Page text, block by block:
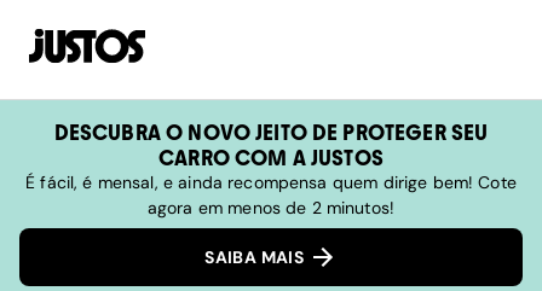
DESCUBRA O NOVO JEITO DE PROTEGER SEU
CARRO COM A JUSTOS
É fácil, é mensal, e ainda recompensa quem dirige bem! Cote
agora em menos de 2 minutos!
SAIBA MAIS